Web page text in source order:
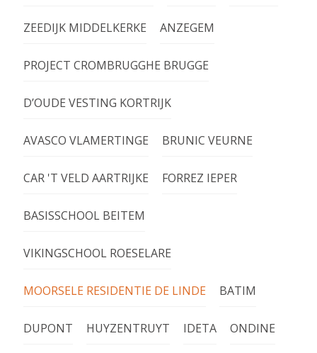
ZEEDIJK MIDDELKERKE ANZEGEM
PROJECT CROMBRUGGHE BRUGGE
D’OUDE VESTING KORTRIJK
AVASCO VLAMERTINGE BRUNIC VEURNE
CAR 'T VELD AARTRIJKE FORREZ IEPER
BASISSCHOOL BEITEM
VIKINGSCHOOL ROESELARE
MOORSELE RESIDENTIE DE LINDE BATIM
DUPONT HUYZENTRUYT IDETA ONDINE